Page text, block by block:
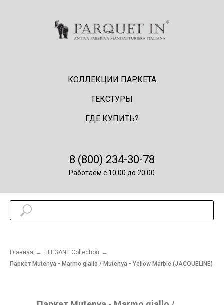
КОЛЛЕКЦИИ ПАРКЕТА
ТЕКСТУРЫ
ГДЕ КУПИТЬ?
8 (800) 234-30-78
Работаем с 10:00 до 20:00
Главная → ELEGANT Collection →
Паркет Mutenya - Marmo giallo / Mutenya - Yellow Marble (JACQUELINE)